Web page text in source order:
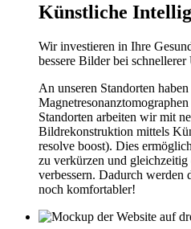
Künstliche
Wir investieren in Ihre
bessere Bilder bei schnellerer
An unseren Standorten
Standorten arbeiten wir mit
Bildrekonstruktion mittels
resolve boost). Dies
zu verkürzen und
verbessern. Dadurch werden
noch komfortabler!